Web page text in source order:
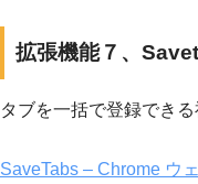
拡張機能７、
タブを一括で登録できる
SaveTabs – Chrome ウ